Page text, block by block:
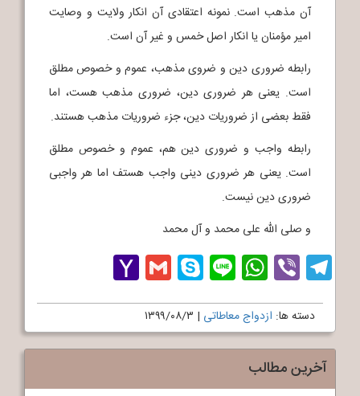
آن مذهب است. نمونه اعتقادی آن انکار ولایت و وصایت
امیر مؤمنان یا انکار اصل خمس و غیر آن است.
رابطه ضروری دین و ضروی مذهب، عموم و خصوص مطلق
است. یعنی هر ضروری دین، ضروری مذهب هست، اما
فقط بعضی از ضروریات دین، جزء ضروریات مذهب هستند.
رابطه واجب و ضروری دین هم، عموم و خصوص مطلق
است. یعنی هر ضروری دینی واجب هستف اما هر واجبی
ضروری دین نیست.
و صلی الله علی محمد و آل محمد
Telegram
Viber
WhatsApp
Line
Skype
Gmail
Mail
دسته ها: ازدواج معاطاتی | ۱۳۹۹/۰۸/۳
آخرین مطالب